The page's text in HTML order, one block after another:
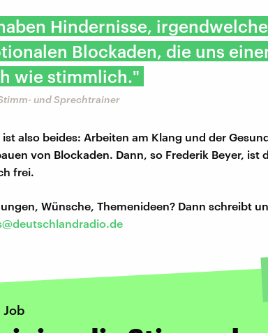
Hindernisse,
Blockaden, die uns
wie stimmlich."
und Sprechtrainer
also beides: Arbeiten am Klang und der
von Blockaden. Dann, so Frederik Beyer, ist
frei.
Wünsche, Themenideen? Dann schreibt